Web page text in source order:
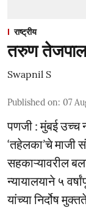
राष्ट्रीय
तरुण तेजपाल
Swapnil S
Published on: 07
पणजी : मुंबई उच्च
‘तहेलका’चे
सहकाऱ्यावरील
न्यायालयाने ५
यांच्या निर्दोष